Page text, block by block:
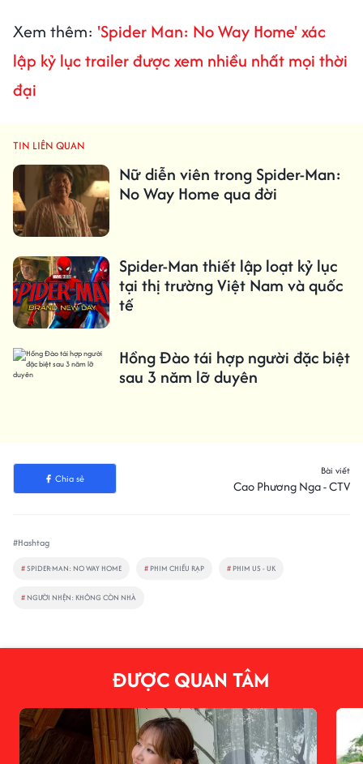
Xem thêm: 'Spider Man: No Way Home' xác
lập kỷ lục trailer được xem nhiều nhất mọi thời
đại
TIN LIÊN QUAN
Nữ diễn viên trong Spider-Man:
No Way Home qua đời
Spider-Man thiết lập loạt kỷ lục
tại thị trường Việt Nam và quốc
tế
Hồng Đào tái hợp người đặc biệt
sau 3 năm lỡ duyên
Chia sẻ
Bài viết
Cao Phương Nga - CTV
#Hashtag
#SPIDER-MAN: NO WAY HOME # PHIM CHIẾU RẠP # PHIM US - UK
# NGƯỜI NHỆN: KHÔNG CÒN NHÀ
ĐƯỢC QUAN TÂM